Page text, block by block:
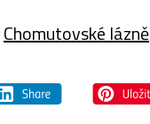
Chomutovské lázně